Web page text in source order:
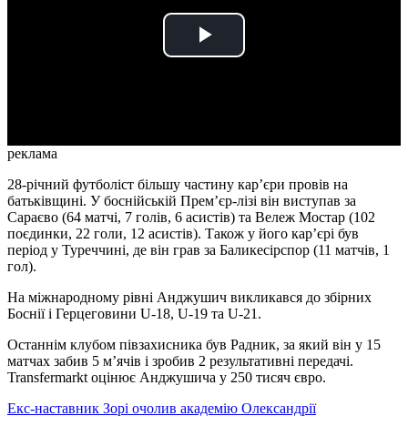
Play
реклама
28-річний футболіст більшу частину кар’єри провів на
батьківщині. У боснійській Прем’єр-лізі він виступав за
Сараєво (64 матчі, 7 голів, 6 асистів) та Вележ Мостар (102
поєдинки, 22 голи, 12 асистів). Також у його кар’єрі був
період у Туреччині, де він грав за Баликесірспор (11 матчів, 1
гол).
На міжнародному рівні Анджушич викликався до збірних
Боснії і Герцеговини U-18, U-19 та U-21.
Останнім клубом півзахисника був Радник, за який він у 15
матчах забив 5 м’ячів і зробив 2 результативні передачі.
Transfermarkt оцінює Анджушича у 250 тисяч євро.
Екс-наставник Зорі очолив академію Олександрії